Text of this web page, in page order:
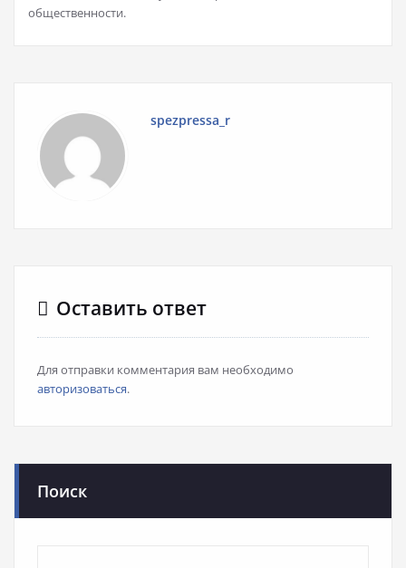
общественности.
spezpressa_r
Оставить ответ
Для отправки комментария вам необходимо
авторизоваться.
Поиск